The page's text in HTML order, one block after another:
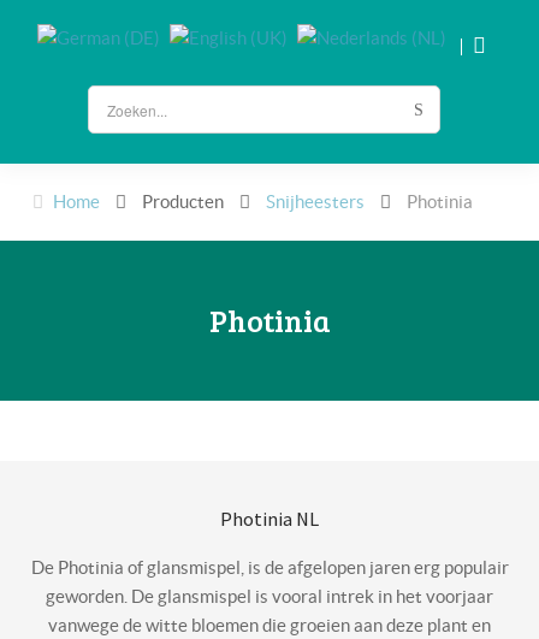
Home Producten Snijheesters Photinia
Photinia
Photinia NL
De Photinia of glansmispel, is de afgelopen jaren erg populair
geworden. De glansmispel is vooral intrek in het voorjaar
vanwege de witte bloemen die groeien aan deze plant en